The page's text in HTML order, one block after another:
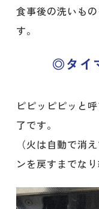
食事後の洗いも
す。
◎タイ
ピピッピピッと
了です。
（火は自動で消
ンを戻すまでなり